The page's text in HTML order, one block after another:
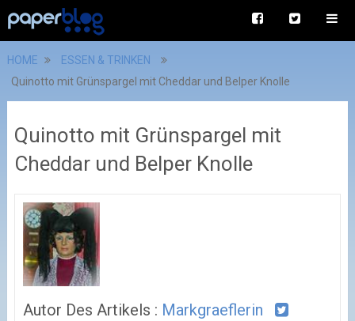
HOME
ESSEN & TRINKEN
Quinotto mit Grünspargel mit Cheddar und Belper Knolle
Quinotto mit Grünspargel mit
Cheddar und Belper Knolle
Autor Des Artikels : Markgraeflerin